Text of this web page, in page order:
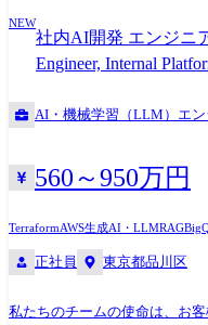
NEW
社内AI開発 エンジニ
Engineer, Internal
AI・機械学習（LLM）エン
560～950万円
TerraformAWS生成AI・LLMRAG
正社員 東京都品川区
私たちのチームの使命は、お